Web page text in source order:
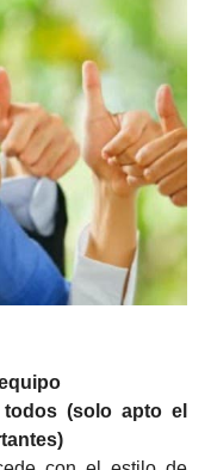
(solo apto el